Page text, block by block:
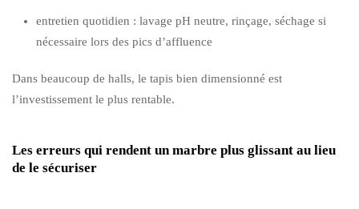
entretien quotidien : lavage pH neutre, rinçage, séchage si
nécessaire lors des pics d’affluence
Dans beaucoup de halls, le tapis bien dimensionné est
l’investissement le plus rentable.
Les erreurs qui rendent un marbre plus glissant au lieu
de le sécuriser